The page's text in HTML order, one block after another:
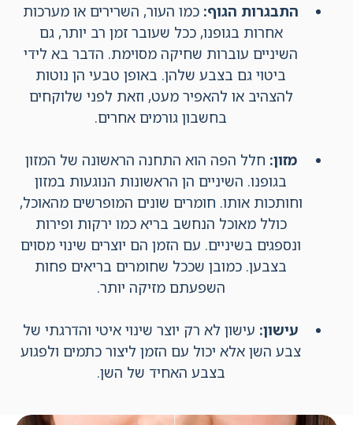
התבגרות הגוף: כמו העור, השרירים או מערכות
אחרות בגופנו, ככל שעובר זמן רב יותר, גם
השיניים עוברות שחיקה מסוימת. הדבר בא לידי
ביטוי גם בצבע שלהן. באופן טבעי הן נוטות
להצהיב או להאפיר מעט, וזאת לפני שלוקחים
בחשבון גורמים אחרים.
מזון: חלל הפה הוא התחנה הראשונה של המזון
בגופנו. השיניים הן הראשונות הנוגעות במזון
וחותכות אותו. חומרים שונים המופרשים מהאוכל,
כולל מאוכל הנחשב בריא כמו ירקות ופירות
ונספגים בשיניים. עם הזמן הם יוצרים שינוי מסוים
בצבען. כמובן שככל שחומרים בריאים פחות
השפעתם מזיקה יותר.
עישון: עישון לא רק יוצר שינוי איטי והדרגתי של
צבע השן אלא יכול עם הזמן ליצור כתמים ולפגוע
בצבע האחיד של השן.